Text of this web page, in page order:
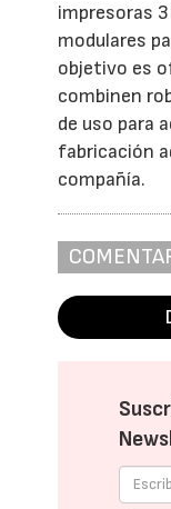
impresoras
modulares
objetivo es
combinen
de uso para
fabricación
compañía.